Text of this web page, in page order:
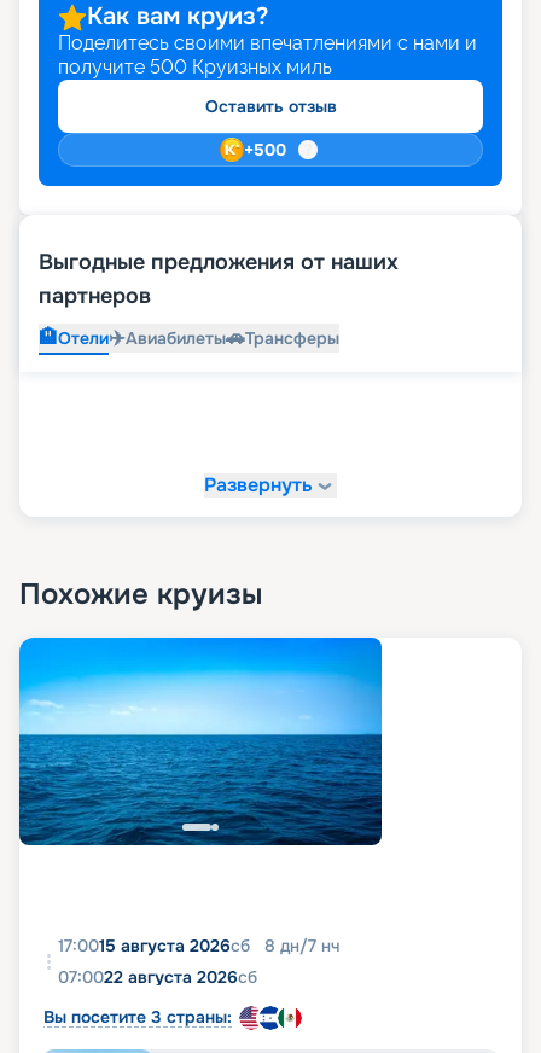
Как вам круиз?
Поделитесь своими впечатлениями с нами и
получите 500 Круизных миль
Оставить отзыв
+500
Выгодные предложения от наших
партнеров
🏨Отели✈️Авиабилеты🚗Трансферы
Развернуть
Похожие круизы
17:0015 августа 2026сб 8 дн/7 нч
07:0022 августа 2026сб
Вы посетите 3 страны: